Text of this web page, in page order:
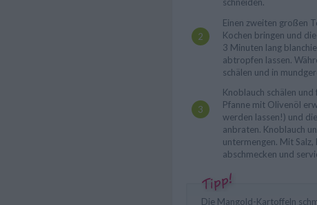
Einen zweiten großen
Kochen bringen und
3 Minuten lang
abtropfen lassen.
schälen und in
Knoblauch schälen
Pfanne mit Olivenöl
werden lassen!) und
anbraten. Knoblauch
untermengen. Mit
abschmecken und
Die Mangold-Kartoffeln